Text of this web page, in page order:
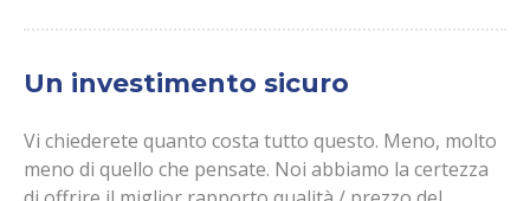
Un investimento sicuro
Vi chiederete quanto costa tutto questo. Meno, molto
meno di quello che pensate. Noi abbiamo la certezza